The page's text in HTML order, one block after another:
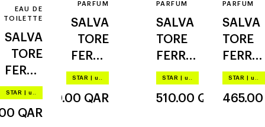
EAU DE
TOILETTE
SALVA
TORE
FERRA
GAMO
ezzenz
STAR up to –20%
QAR
PARFUM
SALVA
TORE
FERRA
GAMO
l wood
STAR up to –20%
450.00 QAR
PARFUM
SALVA
TORE
FERRA
GAMO
STAR up to –20%
510.00 QAR
PARFUM
SALVA
TORE
FERRA
GAMO
na
STAR up to –20%